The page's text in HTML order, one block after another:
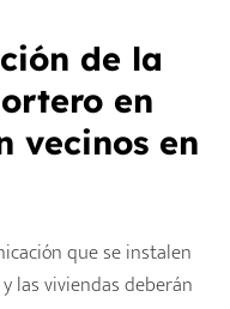
de la
en
vecinos en
que se instalen
las viviendas deberán